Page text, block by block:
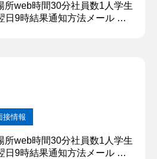
所web時間30分社員数1人学生
日9時結果通知方法メール 質
広告運用から広告作りまで経
のことから私の強みである
接情報
所web時間30分社員数1人学生
日9時結果通知方法メール 質